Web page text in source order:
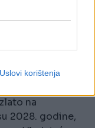
Uslovi korištenja
prelazak
u Parizu
Julije Igel, ali
na
2028. godine,